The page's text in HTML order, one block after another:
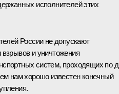
исполнителей этих
России не допускают
и уничтожения
систем, проходящих по
нам хорошо известен конечный